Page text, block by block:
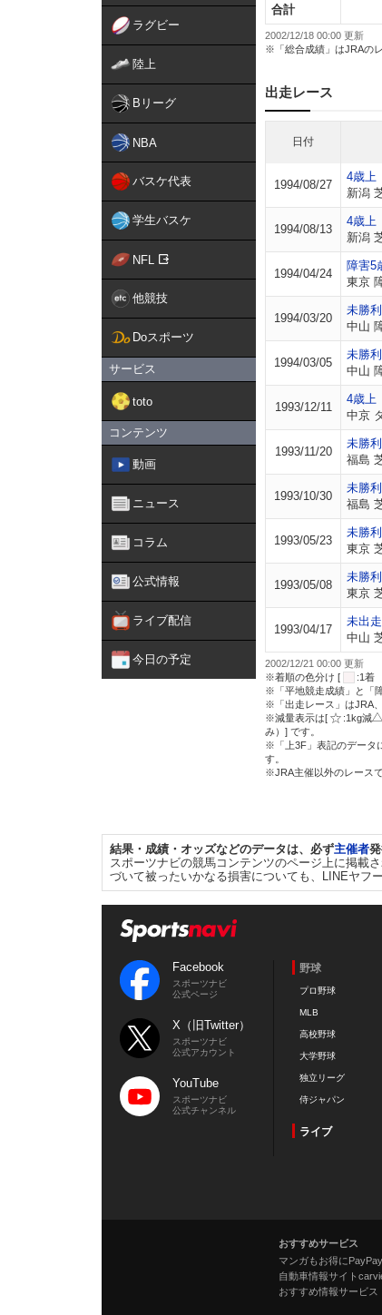
ラグビー
陸上
Bリーグ
NBA
バスケ代表
学生バスケ
NFL
他競技
Doスポーツ
サービス
toto
コンテンツ
動画
ニュース
コラム
公式情報
ライブ配信
今日の予定
合計
2002/12/18 00:00 更新
※「総合成績」はJRAの
出走レース
日付
1994/08/27
4歳上
新潟
1994/08/13
4歳上
新潟
1994/04/24
障害5
東京
1994/03/20
未勝利
中山
1994/03/05
未勝利
中山
1993/12/11
4歳上
中京
1993/11/20
未勝利
福島
1993/10/30
未勝利
福島
1993/05/23
未勝利
東京
1993/05/08
未勝利
東京
1993/04/17
未出走
中山
2002/12/21 00:00 更新
※着順の色分け [
:1着
※「平地競走成績」と「
※「出走レース」はJRA
※減量表示は[
:1kg減
み）] です。
※「上3F」表記のデータ
す。
※JRA主催以外のレース
結果・成績・オッズなどのデータは、必ず主催者
スポーツナビの競馬コンテンツのページ上に掲載
づいて被ったいかなる損害についても、LINEヤフ
Facebook
スポーツナビ
公式ページ
X（旧Twitter）
スポーツナビ
公式アカウント
YouTube
スポーツナビ
公式チャンネル
野球
プロ野球
MLB
高校野球
大学野球
独立リーグ
侍ジャパン
ライブ
おすすめサービス
マンガもお得に
自動車情報サイト
おすすめ情報サービス